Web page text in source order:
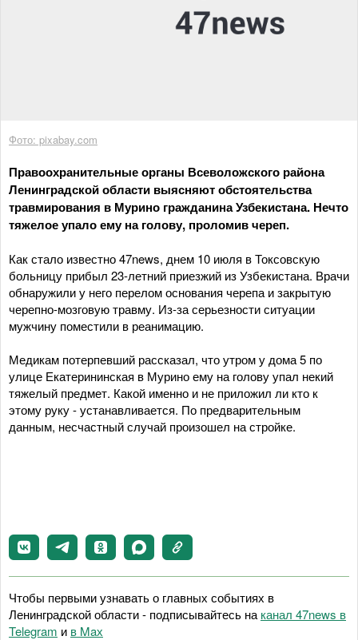
Фото: pixabay.com
Правоохранительные органы Всеволожского района
Ленинградской области выясняют обстоятельства
травмирования в Мурино гражданина Узбекистана. Нечто
тяжелое упало ему на голову, проломив череп.
Как стало известно 47news, днем 10 июля в Токсовскую
больницу прибыл 23-летний приезжий из Узбекистана. Врачи
обнаружили у него перелом основания черепа и закрытую
черепно-мозговую травму. Из-за серьезности ситуации
мужчину поместили в реанимацию.
Медикам потерпевший рассказал, что утром у дома 5 по
улице Екатерининская в Мурино ему на голову упал некий
тяжелый предмет. Какой именно и не приложил ли кто к
этому руку - устанавливается. По предварительным
данным, несчастный случай произошел на стройке.
Чтобы первыми узнавать о главных событиях в
Ленинградской области - подписывайтесь на канал 47news в
Telegram и в Maх